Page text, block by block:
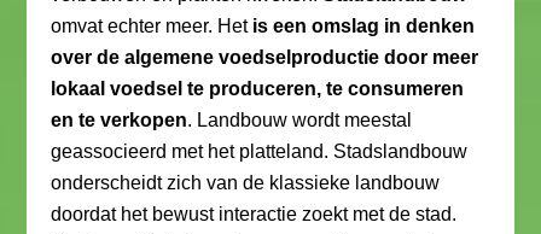
omvat echter meer. Het is een omslag in denken
over de algemene voedselproductie door meer
lokaal voedsel te produceren, te consumeren
en te verkopen. Landbouw wordt meestal
geassocieerd met het platteland. Stadslandbouw
onderscheidt zich van de klassieke landbouw
doordat het bewust interactie zoekt met de stad.